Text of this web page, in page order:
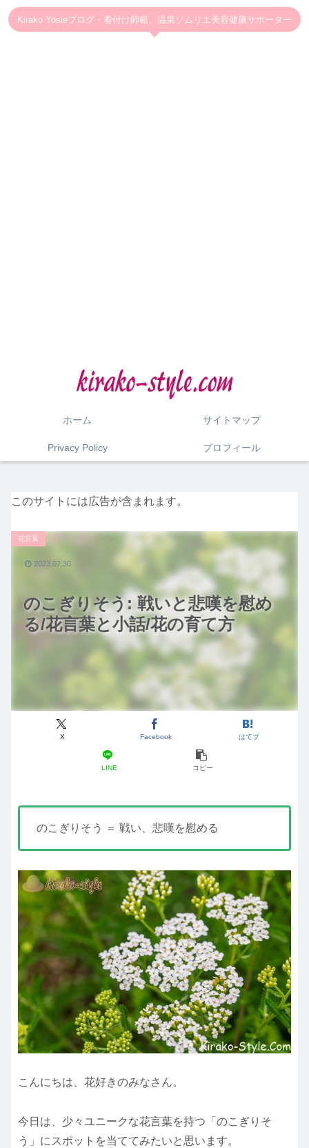
Kirako Yosieブログ・着付け師範、温泉ソムリエ美容健康サポーター
ホーム サイトマップ
Privacy Policy プロフィール
このサイトには広告が含まれます。
のこぎりそう: 戦いと悲嘆を慰め
る/花言葉と小話/花の育て方
花言葉
X Facebook はてブ
LINE コピー
2023.07.30
のこぎりそう ＝ 戦い、悲嘆を慰める
こんにちは、花好きのみなさん。
今日は、少々ユニークな花言葉を持つ「のこぎりそ
う」にスポットを当ててみたいと思います。